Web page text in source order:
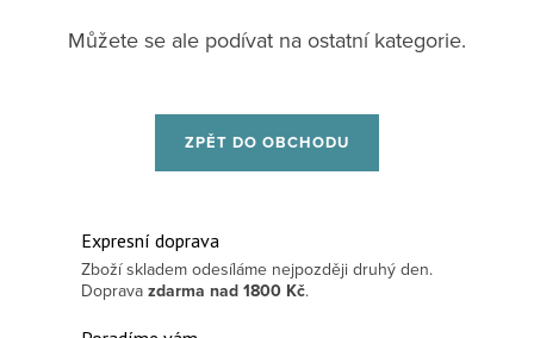
Můžete se ale podívat na ostatní kategorie.
ZPĚT DO OBCHODU
Expresní doprava
Zboží skladem odesíláme nejpozději druhý den.
Doprava zdarma nad 1800 Kč.